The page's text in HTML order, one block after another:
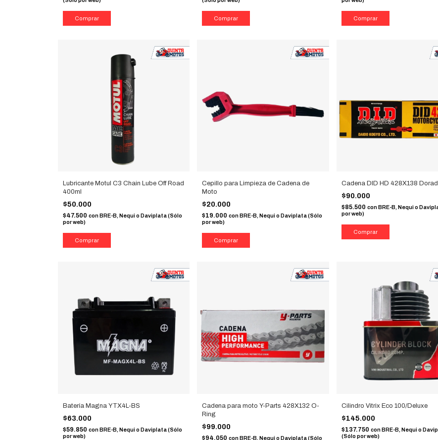
Lubricante Motul C3 Chain Lube Off Road
400ml
$50.000
$47.500 con BRE-B, Nequi o Daviplata (Sólo
por web)
Cepillo para Limpieza de Cadena de
Moto
$20.000
$19.000con BRE-B, Nequi o Daviplata (Sólo
por web)
Cadena DID HD 428X138
$90.000
$85.500 con BRE-B, Nequi o
por web)
Batería Magna YTX4L-BS
$63.000
$59.850 conBRE-B, Nequi o Daviplata (Sólo
por web)
Cadena para moto Y-Parts 428X132 O-
Ring
$99.000
$94.050conBRE-B, Nequi o Daviplata (Sólo
Cilindro Vitrix Eco 100/Deluxe
$145.000
$137.750 con BRE-B, Nequi o
(Sólo por web)